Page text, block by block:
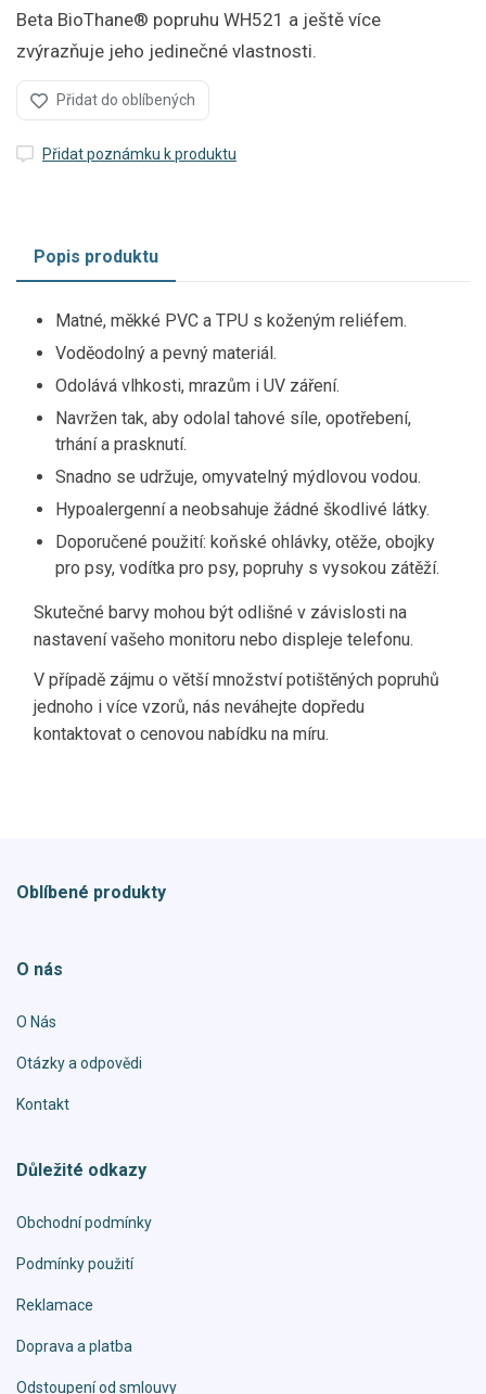
Beta BioThane® popruhu WH521 a ještě více
zvýrazňuje jeho jedinečné vlastnosti.
Přidat do oblíbených
Přidat poznámku k produktu
Popis produktu
Matné, měkké PVC a TPU s koženým reliéfem.
Voděodolný a pevný materiál.
Odolává vlhkosti, mrazům i UV záření.
Navržen tak, aby odolal tahové síle, opotřebení,
trhání a prasknutí.
Snadno se udržuje, omyvatelný mýdlovou vodou.
Hypoalergenní a neobsahuje žádné škodlivé látky.
Doporučené použití: koňské ohlávky, otěže, obojky
pro psy, vodítka pro psy, popruhy s vysokou zátěží.
Skutečné barvy mohou být odlišné v závislosti na
nastavení vašeho monitoru nebo displeje telefonu.
V případě zájmu o větší množství potištěných popruhů
jednoho i více vzorů, nás neváhejte dopředu
kontaktovat o cenovou nabídku na míru.
Oblíbené produkty
O nás
O Nás
Otázky a odpovědi
Kontakt
Důležité odkazy
Obchodní podmínky
Podmínky použití
Reklamace
Doprava a platba
Odstoupení od smlouvy